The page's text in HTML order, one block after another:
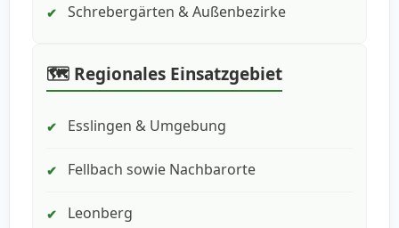
✔ Schrebergärten & Außenbezirke
🗺️ Regionales Einsatzgebiet
✔ Esslingen & Umgebung
✔ Fellbach sowie Nachbarorte
✔ Leonberg